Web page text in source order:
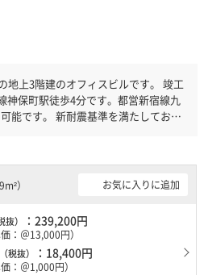
上3階建のオフィスビルです。 竣工
神保町駅徒歩4分です。都営新宿線九
能です。 新耐震基準を満たしており
） お気に入りに追加
抜） ：239,200円
価：＠13,000円）
（税抜） ：18,400円
価：＠1,000円）